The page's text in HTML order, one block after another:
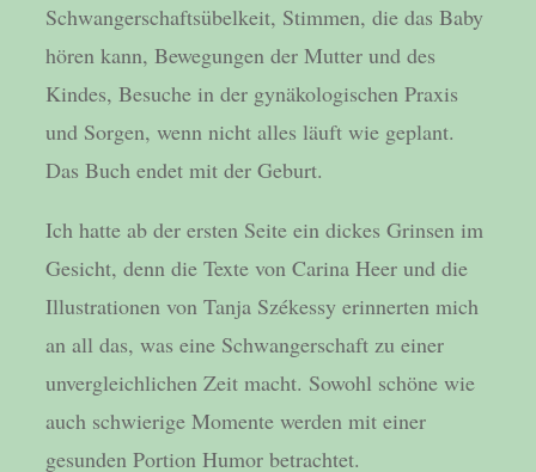
Schwangerschaftsübelkeit, Stimmen, die das Baby
hören kann, Bewegungen der Mutter und des
Kindes, Besuche in der gynäkologischen Praxis
und Sorgen, wenn nicht alles läuft wie geplant.
Das Buch endet mit der Geburt.
Ich hatte ab der ersten Seite ein dickes Grinsen im
Gesicht, denn die Texte von Carina Heer und die
Illustrationen von Tanja Székessy erinnerten mich
an all das, was eine Schwangerschaft zu einer
unvergleichlichen Zeit macht. Sowohl schöne wie
auch schwierige Momente werden mit einer
gesunden Portion Humor betrachtet.